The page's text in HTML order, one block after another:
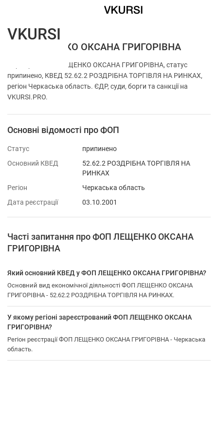
ФОП ЛЕЩЕНКО ОКСАНА ГРИГОРІВНА
Перевірка ФОП ЛЕЩЕНКО ОКСАНА ГРИГОРІВНА, статус
припинено, КВЕД 52.62.2 РОЗДРІБНА ТОРГІВЛЯ НА РИНКАХ,
регіон Черкаська область. ЄДР, суди, борги та санкції на
VKURSI.PRO.
Основні відомості про ФОП
Статус
припинено
Основний КВЕД
52.62.2 РОЗДРІБНА ТОРГІВЛЯ НА
РИНКАХ
Регіон
Черкаська область
Дата реєстрації
03.10.2001
Часті запитання про ФОП ЛЕЩЕНКО ОКСАНА
ГРИГОРІВНА
Який основний КВЕД у ФОП ЛЕЩЕНКО ОКСАНА ГРИГОРІВНА?
Основний вид економічної діяльності ФОП ЛЕЩЕНКО ОКСАНА
ГРИГОРІВНА - 52.62.2 РОЗДРІБНА ТОРГІВЛЯ НА РИНКАХ.
У якому регіоні зареєстрований ФОП ЛЕЩЕНКО ОКСАНА
ГРИГОРІВНА?
Регіон реєстрації ФОП ЛЕЩЕНКО ОКСАНА ГРИГОРІВНА - Черкаська
область.
VKURSI